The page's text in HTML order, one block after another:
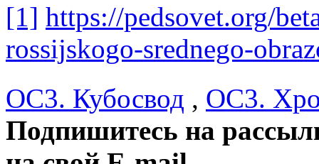
[1] https://pedsovet.org/
rossijskogo-srednego-
ОС3. Кубосвод , ОС3.
Подпишитесь на